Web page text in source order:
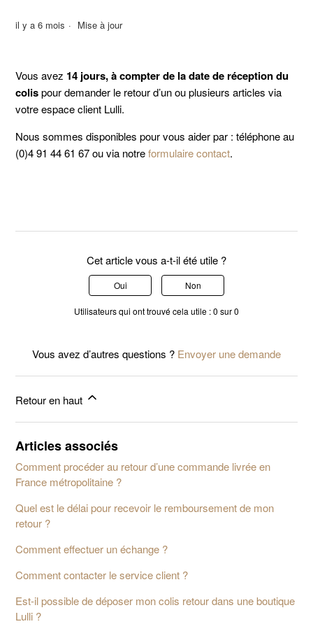
il y a 6 mois Mise à jour
Vous avez 14 jours, à compter de la date de réception du
colispour demander le retour d’un ou plusieurs articles via
votre espace client Lulli.
Nous sommes disponibles pour vous aider par : téléphone au
(0)4 91 44 61 67 ou via notreformulaire contact.
Cet article vous a-t-il été utile ?
Oui Non
Utilisateurs qui ont trouvé cela utile : 0 sur 0
Vous avez d’autres questions ? Envoyer une demande
Retour en haut
Articles associés
Comment procéder au retour d’une commande livrée en
France métropolitaine ?
Quel est le délai pour recevoir le remboursement de mon
retour ?
Comment effectuer un échange ?
Comment contacter le service client ?
Est-il possible de déposer mon colis retour dans une boutique
Lulli ?